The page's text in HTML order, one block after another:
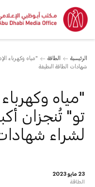
الرئيسية الطاقة
"مياه وكهرباء
شهادات الطاقة النظيفة
23 مايو 2023
الطاقة
"مياه
تو" تُنجزان
لشراء